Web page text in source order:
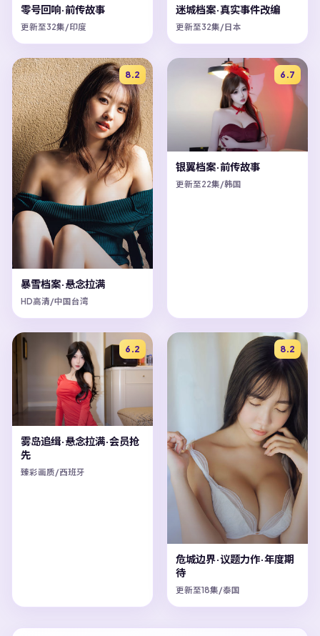
零号回响·前传故事
更新至32集/印度
迷城档案·真实事件改编
更新至32集/日本
8.2
暴雪档案·悬念拉满
HD高清/中国台湾
6.7
银翼档案·前传故事
更新至22集/韩国
6.2
雾岛追缉·悬念拉满·会员抢
先
臻彩画质/西班牙
8.2
危城边界·议题力作·年度期
待
更新至18集/泰国